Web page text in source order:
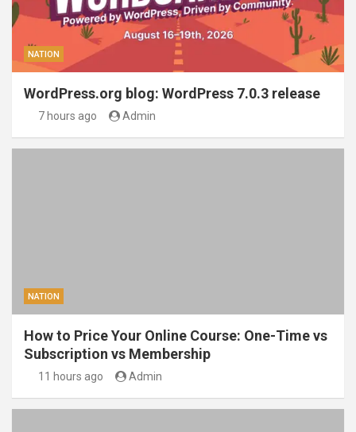
NATION
WordPress.org blog: WordPress 7.0.3 release
7 hours ago Admin
NATION
How to Price Your Online Course: One-Time vs
Subscription vs Membership
11 hours ago Admin